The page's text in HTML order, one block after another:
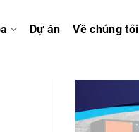
Dự án Về chúng tôi